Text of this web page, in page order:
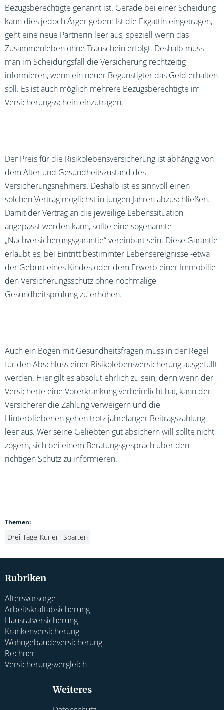
Bezugsberechtigte genannt ist. Gerade bei einer Scheidung
kann dies jedoch Ärger geben: Ist die Exgattin eingetragen,
geht eine neue Partnerin leer aus, speziell wenn das
Zusammenleben ohne Trauschein erfolgt. Deshalb muss
man im Scheidungsfall die Versicherung rechtzeitig
informieren, wenn ein neuer Begünstigter das Geld erhalten
soll. Es ist auch möglich mehrere Bezugsberechtigte im
Versicherungsschein einzutragen.
Der Preis für die Risikolebensversicherung ist abhängig von
dem Alter und Gesundheitszustand des
Versicherungsnehmers. Deshalb ist es sinnvoll einen
solchen Vertrag möglichst in jungen Jahren abzuschließen.
Damit der Vertrag an die jeweilige Lebenssituation
angepasst werden kann, sollte eine sogenannte
„Nachversicherungsgarantie“ vereinbart sein. Diese Garantie
erlaubt es, bei Eintritt bestimmter Lebensereignisse -etwa
der Geburt eines Kindes oder dem Erwerb einer Immobilie-
den Versicherungsschutz ohne nochmalige
Gesundheitsprüfung zu erhöhen.
Auch ein Bogen mit Gesundheitsfragen muss in der Regel
für den Abschluss einer Risikolebensversicherung ausgefüllt
werden. Hier gilt es absolut ehrlich zu sein, denn wenn der
Versicherte eine Vorerkrankung verheimlicht hat, kann der
Versicherer die Zahlung verweigern und die
Hinterbliebenen gehen trotz jahrelanger Beitragszahlung
leer aus. Wer seine Geliebten gut absichern will sollte nicht
zögern, sich bei einem Beratungsgespräch über den
richtigen Schutz zu informieren.
Themen:
Drei-Tage-Kurier Sparten
Rubriken
Altersvorsorge
Arbeitskraftabsicherung
Hausratversicherung
Krankenversicherung
Wohngebäudeversicherung
Rechner
Versicherungsvergleich
Weiteres